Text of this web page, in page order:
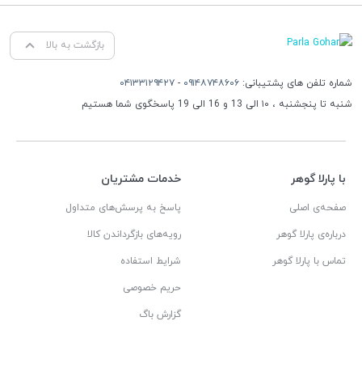
بازگشت به بالا
شماره تلفن های پشتیبانی: ۰۹۱۴۸۷۴۸۶۰۶ - ۰۴۱۳۳۱۲۹۴۲۷
شنبه تا پنجشنبه ، ۱۰ الی 13 و 16 الی 19 پاسخگوی شما هستیم
با پارلا گوهر
صفحه‌ی اصلی
درباره‌ی پارلا گوهر
تماس با پارلا گوهر
خدمات مشتریان
پاسخ به پرسش‌های متداول
رویه‌های بازگرداندن کالا
شرایط استفاده
حریم خصوصی
گزارش باگ